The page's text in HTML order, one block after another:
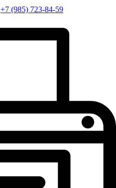
+7 (985) 723-84-59